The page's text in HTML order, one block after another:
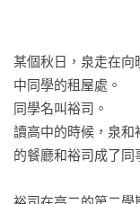
【台灣獨家．恒川光
描寫徘徊於異世界男
的作品。那時，我住
言只是破銅爛鐵。並
某個秋日，泉走在向
中同學的租屋處。
同學名叫裕司。
讀高中的時候，泉和
的餐廳和裕司成了同